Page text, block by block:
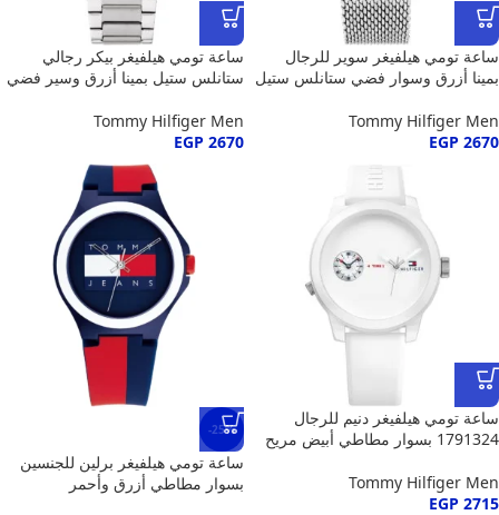
ساعة تومي هيلفيغر سوير للرجال
بمينا أزرق وسوار فضي ستانلس ستيل
Tommy Hilfiger Men
EGP 2670
ساعة تومي هيلفيغر بيكر رجالي
ستانلس ستيل بمينا أزرق وسير فضي
Tommy Hilfiger Men
EGP 2670
ساعة تومي هيلفيغر دنيم للرجال
1791324 بسوار مطاطي أبيض مريح
Tommy Hilfiger Men
EGP 2715
-25%
ساعة تومي هيلفيغر برلين للجنسين
بسوار مطاطي أزرق وأحمر